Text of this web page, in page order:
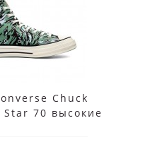
Chuck
70 высокие